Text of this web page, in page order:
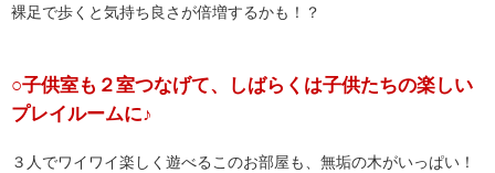
裸足で歩くと気持ち良さが倍増するかも！？
○子供室も２室つなげて、しばらくは子供たちの楽しい
プレイルームに♪
３人でワイワイ楽しく遊べるこのお部屋も、無垢の木がいっぱい！